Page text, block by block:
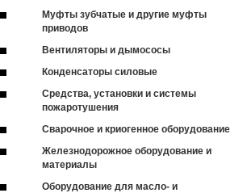
Муфты зубчатые и другие муфты
приводов
Вентиляторы и дымососы
Конденсаторы силовые
Средства, установки и системы
пожаротушения
Сварочное и криогенное оборудование
Железнодорожное оборудование и
материалы
Оборудование для масло- и